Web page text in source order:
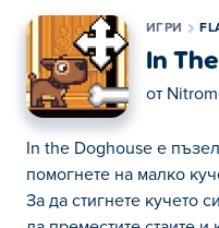
ИГРИ
In
от
In the Doghouse е
помогнете на малко
За да стигнете кучето